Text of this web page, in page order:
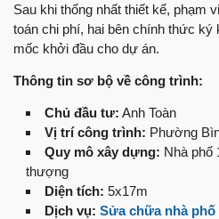
Sau khi thống nhất thiết kế, phạm
toán chi phí, hai bên chính thức ký
mốc khởi đầu cho dự án.
Thông tin sơ bộ về công trình:
Chủ đầu tư: Anh Toàn
Vị trí công trình: Phường
Quy mô xây dựng: Nhà phố
thượng
Diện tích: 5x17m
Dịch vụ: Sửa chữa nhà phố